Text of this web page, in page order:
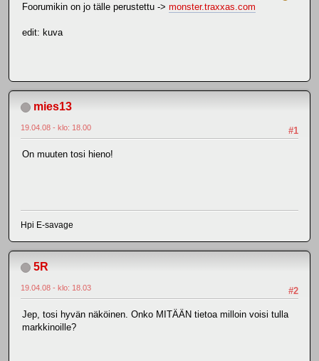
Foorumikin on jo tälle perustettu -> monster.traxxas.com
edit: kuva
mies13
#1
19.04.08 - klo: 18.00
On muuten tosi hieno!
Hpi E-savage
5R
#2
19.04.08 - klo: 18.03
Jep, tosi hyvän näköinen. Onko MITÄÄN tietoa milloin voisi tulla
markkinoille?